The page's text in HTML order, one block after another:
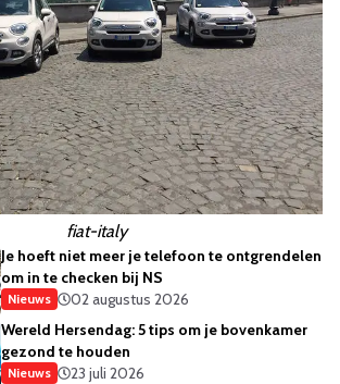
fiat-italy
Je hoeft niet meer je telefoon te ontgrendelen
om in te checken bij NS
Nieuws
02 augustus 2026
Wereld Hersendag: 5 tips om je bovenkamer
gezond te houden
Nieuws
23 juli 2026